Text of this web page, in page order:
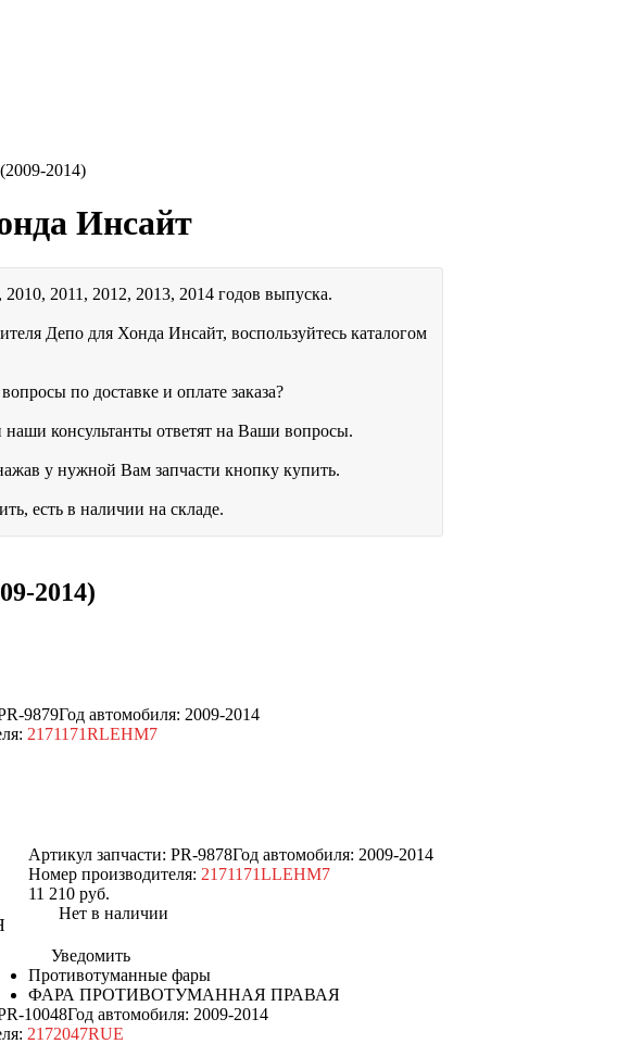
2014)
Инсайт
2011, 2012, 2013, 2014 годов выпуска.
Депо для Хонда Инсайт, воспользуйтесь каталогом
по доставке и оплате заказа?
наши консультанты ответят на Ваши вопросы.
у нужной Вам запчасти кнопку купить.
есть в наличии на складе.
2014)
9879Год автомобиля: 2009-2014
2171171RLEHM7
Артикул запчасти: PR-9878Год автомобиля: 2009-2014
Номер производителя: 2171171LLEHM7
11 210 руб.
Нет в наличии
Уведомить
Противотуманные фары
ФАРА ПРОТИВОТУМАННАЯ ПРАВАЯ
10048Год автомобиля: 2009-2014
2172047RUE